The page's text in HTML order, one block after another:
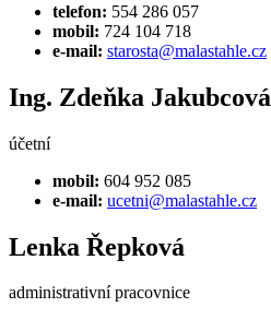
telefon: 554 286 057
mobil: 724 104 718
e-mail: starosta@malastahle.cz
Ing. Zdeňka Jakubcová
účetní
mobil: 604 952 085
e-mail: ucetni@malastahle.cz
Lenka Řepková
administrativní pracovnice